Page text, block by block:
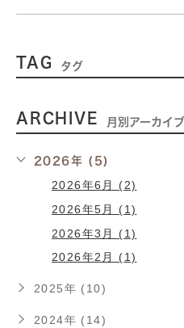
TAG タグ
ARCHIVE 月別アーカイブ
2026年 (5)
2026年6月 (2)
2026年5月 (1)
2026年3月 (1)
2026年2月 (1)
2025年 (10)
2024年 (14)